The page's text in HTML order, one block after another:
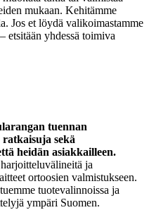
mukaan. Kehitämme
Jos et löydä valikoimastamme
etsitään yhdessä toimiva
tuennan
sekä
heidän asiakkailleen.
ja
ortoosien valmistukseen.
tuotevalinnoissa ja
ympäri Suomen.